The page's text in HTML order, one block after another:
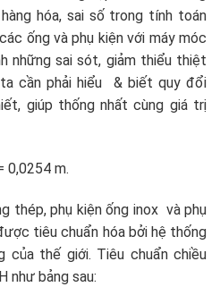
hóa, sai số trong tính toán
ống và phụ kiện với máy móc
những sai sót, giảm thiểu thiệt
cần phải hiểu & biết quy đổi
giúp thống nhất cùng giá trị
0,0254 m.
thép, phụ kiện ống inox và phụ
tiêu chuẩn hóa bởi hệ thống
của thế giới. Tiêu chuẩn chiều
như bảng sau: